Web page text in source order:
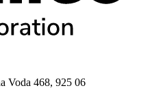
Voda 468, 925 06